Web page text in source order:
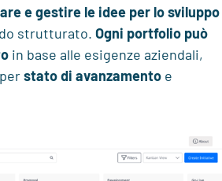
e gestire le idee per lo sviluppo
strutturato. Ogni portfolio può
in base alle esigenze aziendali,
stato di avanzamento e